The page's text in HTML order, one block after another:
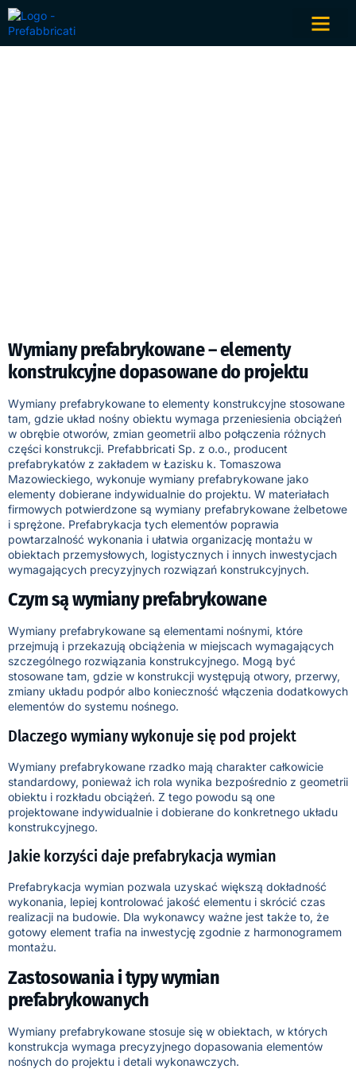
Wymiany prefabrykowane – elementy
konstrukcyjne dopasowane do projektu
Wymiany prefabrykowane to elementy konstrukcyjne stosowane
tam, gdzie układ nośny obiektu wymaga przeniesienia obciążeń
w obrębie otworów, zmian geometrii albo połączenia różnych
części konstrukcji. Prefabbricati Sp. z o.o., producent
prefabrykatów z zakładem w Łazisku k. Tomaszowa
Mazowieckiego, wykonuje wymiany prefabrykowane jako
elementy dobierane indywidualnie do projektu. W materiałach
firmowych potwierdzone są wymiany prefabrykowane żelbetowe
i sprężone. Prefabrykacja tych elementów poprawia
powtarzalność wykonania i ułatwia organizację montażu w
obiektach przemysłowych, logistycznych i innych inwestycjach
wymagających precyzyjnych rozwiązań konstrukcyjnych.
Czym są wymiany prefabrykowane
Wymiany prefabrykowane są elementami nośnymi, które
przejmują i przekazują obciążenia w miejscach wymagających
szczególnego rozwiązania konstrukcyjnego. Mogą być
stosowane tam, gdzie w konstrukcji występują otwory, przerwy,
zmiany układu podpór albo konieczność włączenia dodatkowych
elementów do systemu nośnego.
Dlaczego wymiany wykonuje się pod projekt
Wymiany prefabrykowane rzadko mają charakter całkowicie
standardowy, ponieważ ich rola wynika bezpośrednio z geometrii
obiektu i rozkładu obciążeń. Z tego powodu są one
projektowane indywidualnie i dobierane do konkretnego układu
konstrukcyjnego.
Jakie korzyści daje prefabrykacja wymian
Prefabrykacja wymian pozwala uzyskać większą dokładność
wykonania, lepiej kontrolować jakość elementu i skrócić czas
realizacji na budowie. Dla wykonawcy ważne jest także to, że
gotowy element trafia na inwestycję zgodnie z harmonogramem
montażu.
Zastosowania i typy wymian
prefabrykowanych
Wymiany prefabrykowane stosuje się w obiektach, w których
konstrukcja wymaga precyzyjnego dopasowania elementów
nośnych do projektu i detali wykonawczych.